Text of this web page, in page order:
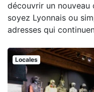
découvrir un nouveau
soyez Lyonnais ou
adresses qui
Locales